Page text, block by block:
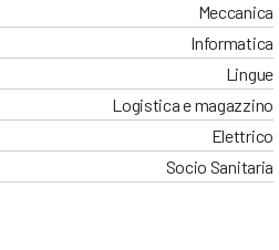
Meccanica
Informatica
Lingue
Logistica e magazzino
Elettrico
Socio Sanitaria